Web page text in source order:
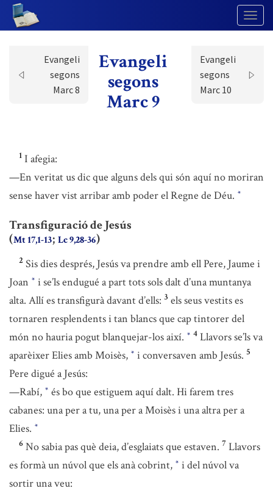
Evangeli
segons
Marc 8
Evangeli
segons
Marc 9
Evangeli
segons
Marc 10
1 I afegia:
—En veritat us dic que alguns dels qui són aquí no moriran
sense haver vist arribar amb poder el Regne de Déu. *
Transfiguració de Jesús
(Mt 17,1-13; Lc 9,28-36)
2 Sis dies després, Jesús va prendre amb ell Pere, Jaume i
Joan * i se’ls endugué a part tots sols dalt d’una muntanya
alta. Allí es transfigurà davant d’ells: 3 els seus vestits es
tornaren resplendents i tan blancs que cap tintorer del
món no hauria pogut blanquejar-los així. * 4 Llavors se’ls va
aparèixer Elies amb Moisès, * i conversaven amb Jesús. 5
Pere digué a Jesús:
—Rabí, * és bo que estiguem aquí dalt. Hi farem tres
cabanes: una per a tu, una per a Moisès i una altra per a
Elies. *
6 No sabia pas què deia, d’esglaiats que estaven. 7 Llavors
es formà un núvol que els anà cobrint, * i del núvol va
sortir una veu: